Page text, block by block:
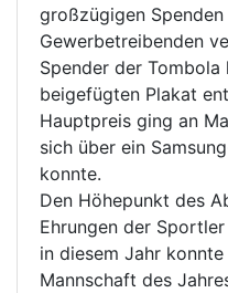
großzügigen
Gewerbetreibenden
Spender der Tombola
beigefügten Plakat
Hauptpreis ging an
sich über ein
konnte.
Den Höhepunkt des
Ehrungen der
in diesem Jahr
Mannschaft des